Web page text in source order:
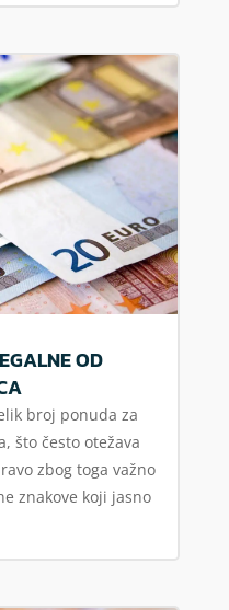
OD
broj ponuda za
što često otežava
zbog toga važno
znakove koji jasno